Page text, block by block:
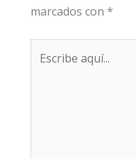
marcados con *